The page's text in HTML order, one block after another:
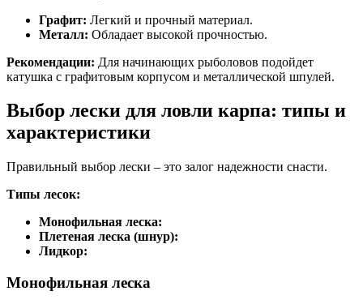
Графит: Легкий и прочный материал.
Металл: Обладает высокой прочностью.
Рекомендации: Для начинающих рыболовов подойдет
катушка с графитовым корпусом и металлической шпулей.
Выбор лески для ловли карпа: типы и
характеристики
Правильный выбор лески – это залог надежности снасти.
Типы лесок:
Монофильная леска:
Плетеная леска (шнур):
Лидкор:
Монофильная леска